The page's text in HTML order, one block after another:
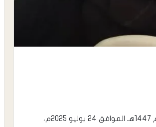
نفذت إدارة الصحة والسكان بمديرية يهر يافع، صباح اليوم الخميس 29 محرّم 1447هـ الموافق 24 يوليو 2025م،